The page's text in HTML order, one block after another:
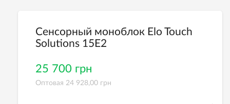
Сенсорный моноблок Elo Touch
Solutions 15Е2
25 700 грн
Оптовая 24 928,00 грн